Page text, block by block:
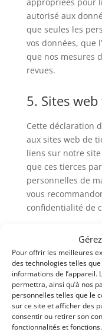
Pour offrir les meilleures
des technologies telles
informations de l’appareil.
permettra, ainsi qu’à nos
personnelles telles que le
sur ce site et afficher des
consentir ou retirer son
fonctionnalités et fonctions.
autorisé aux
que seules les
vos données, que
que nos mesures
revues.
5. Sites
Cette déclaration
aux sites web de
liens sur notre
que ces tierces
personnelles de
vous
confidentialité de
6.
déclaration
Nous nous
déclaration de
consulter
confidentialité afin